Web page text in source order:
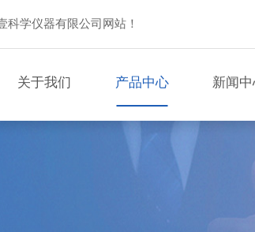
科学仪器有限公司网站！
关于我们 产品中心 新闻